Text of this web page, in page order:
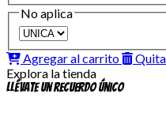
No aplica
Agregar al carrito
Explora la tienda
Llévate un recuerdo único